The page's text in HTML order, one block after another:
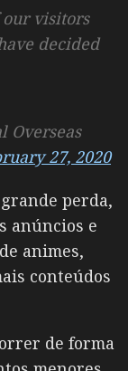
visitors
decided
Overseas
27, 2020
perda,
anúncios e
animes,
conteúdos
de forma